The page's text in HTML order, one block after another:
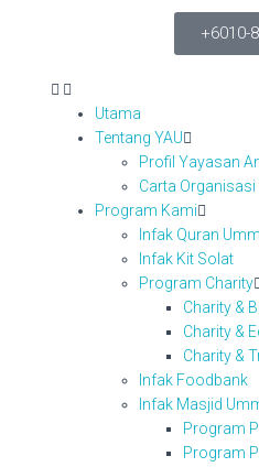
+6010-
Utama
Tentang YAU
Profil Yayasan
Carta Organisasi
Program Kami
Infak Quran
Infak Kit Solat
Program Charity
Charity &
Charity &
Charity &
Infak Foodbank
Infak Masjid
Program
Program